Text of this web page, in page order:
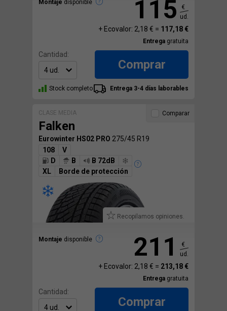
Montaje disponible 115
€
ud.
+ Ecovalor: 2,18 € = 117,18 €
Entrega gratuita
Cantidad:
Comprar
Stock completo Entrega 3-4 días laborables
CLASE MEDIA
Falken
Eurowinter HS02 PRO 275/45 R19
108
V
D
B
B 72dB
XL
Borde de protección
Recopilamos opiniones.
Montaje disponible
Comparar
211
€
ud.
+ Ecovalor: 2,18 € = 213,18 €
Entrega gratuita
Cantidad:
Comprar